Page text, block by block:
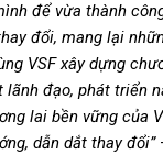
đểvừa thành
đổi, mang lại
VSF xây dựng
lãnh đạo, phát triển
lai bền vững của
dẫn dắt thayđổi”